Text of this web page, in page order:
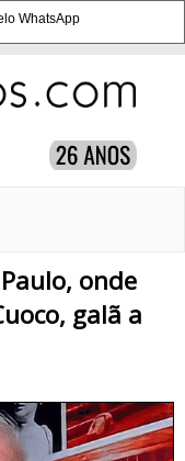
WhatsApp
onde
galã a